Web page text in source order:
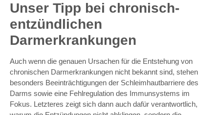
Unser Tipp bei chronisch-
entzündlichen
Darmerkrankungen
Auch wenn die genauen Ursachen für die Entstehung von
chronischen Darmerkrankungen nicht bekannt sind, stehen
besonders Beeinträchtigungen der Schleimhautbarriere des
Darms sowie eine Fehlregulation des Immunsystems im
Fokus. Letzteres zeigt sich dann auch dafür verantwortlich,